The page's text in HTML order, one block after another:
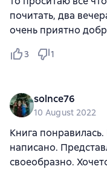
почитать, два
очень приятно
3 1
solnce76
10 August 2022
Книга
написано.
своеобразно.